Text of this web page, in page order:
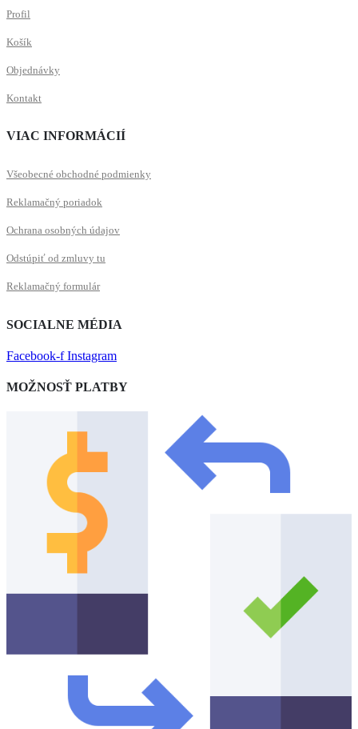
Profil
Košík
Objednávky
Kontakt
VIAC INFORMÁCIÍ
Všeobecné obchodné podmienky
Reklamačný poriadok
Ochrana osobných údajov
Odstúpiť od zmluvy tu
Reklamačný formulár
SOCIALNE MÉDIA
Facebook-f Instagram
MOŽNOSŤ PLATBY